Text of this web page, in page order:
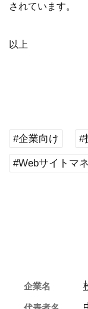
されています。
以上
#企業向け #
#Webサイトマ
企業名